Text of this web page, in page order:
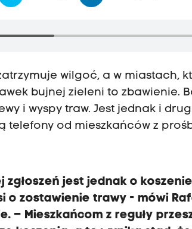
wilgoć, a w miastach,
bujnej zieleni to zbawienie.
i wyspy traw. Jest jednak i
telefony od mieszkańców z
zgłoszeń jest jednak o
o zostawienie trawy - mówi
– Mieszkańcom z reguły